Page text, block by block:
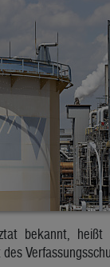
bekannt,